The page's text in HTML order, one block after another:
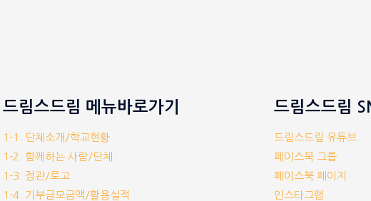
드림스드림 메뉴바로가기
1-1. 단체소개/학교현황
1-2. 함께하는 사람/단체
1-3. 정관/로고
1-4. 기부금모금액/활용실적
드림스드림
드림스드림 유튜브
페이스북 그룹
페이스북 페이지
인스타그램